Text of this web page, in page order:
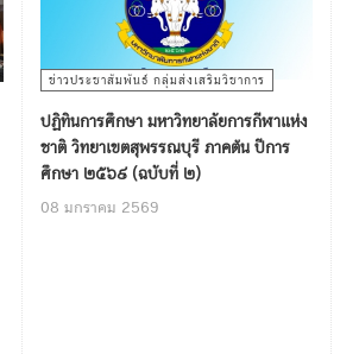
ข่าวประชาสัมพันธ์ กลุ่มส่งเสริมวิชาการ
ปฏิทินการศึกษา มหาวิทยาลัยการกีฬาแห่ง
ชาติ วิทยาเขตสุพรรณบุรี ภาคต้น ปีการ
ศึกษา ๒๕๖๙ (ฉบับที่ ๒)
08 มกราคม 2569